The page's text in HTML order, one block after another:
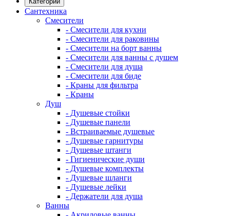
Сантехника
Смесители
- Смесители для кухни
- Смесители для раковины
- Смесители на борт ванны
- Смесители для ванны с душем
- Смесители для душа
- Смесители для биде
- Краны для фильтра
- Краны
Душ
- Душевые стойки
- Душевые панели
- Встраиваемые душевые
- Душевые гарнитуры
- Душевые штанги
- Гигиенические души
- Душевые комплекты
- Душевые шланги
- Душевые лейки
- Держатели для душа
Ванны